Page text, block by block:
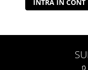
INTRA IN CONT